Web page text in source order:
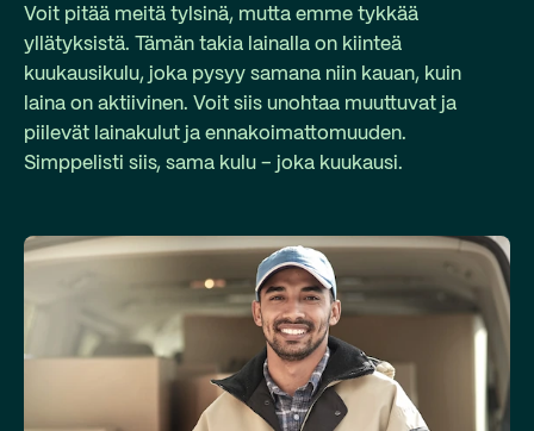
Voit pitää meitä tylsinä, mutta emme tykkää
yllätyksistä. Tämän takia lainalla on kiinteä
kuukausikulu, joka pysyy samana niin kauan, kuin
laina on aktiivinen. Voit siis unohtaa muuttuvat ja
piilevät lainakulut ja ennakoimattomuuden.
Simppelisti siis, sama kulu – joka kuukausi.